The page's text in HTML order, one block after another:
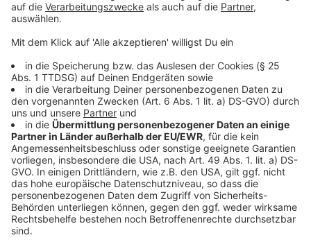
mit einer wasserdichten Tasche. Diese gibt es in
verschiedenen Farben und Größen. Zum Beispiel als
kleine Handytasche am Arm oder auch etwas größer
Handtuch am Strand zurück.
Anzeige
Auch größere Wertsachen sicher verstauen
Anzeige
Ganz anders sieht es schon aus wenn kein
Strandurlaub, sondern ein Citytrip ansteht. Da wird viel